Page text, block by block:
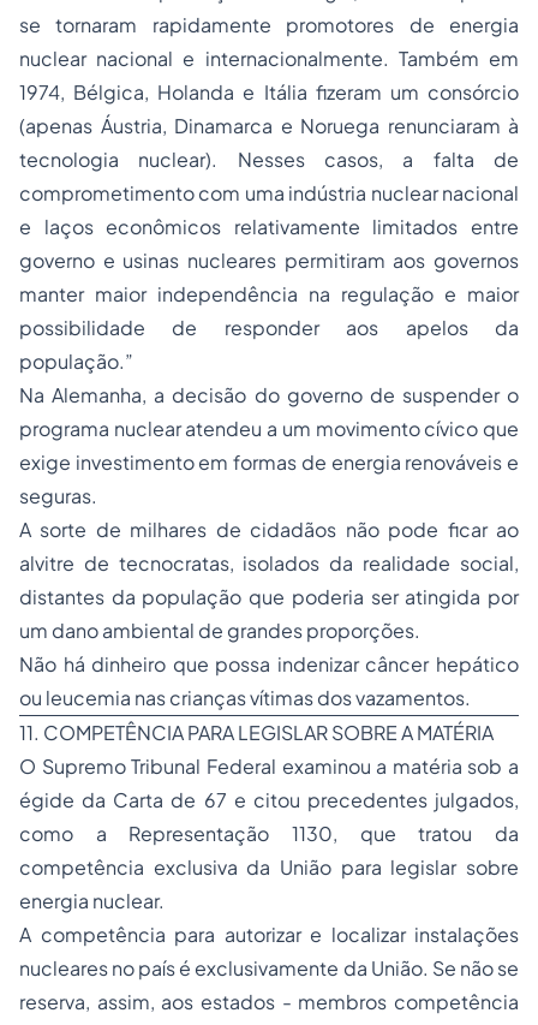
se tornaram rapidamente promotores de energia
nuclear nacional e internacionalmente. Também em
1974, Bélgica, Holanda e Itália fizeram um consórcio
(apenas Áustria, Dinamarca e Noruega renunciaram à
tecnologia nuclear). Nesses casos, a falta de
comprometimento com uma indústria nuclear nacional
e laços econômicos relativamente limitados entre
governo e usinas nucleares permitiram aos governos
manter maior independência na regulação e maior
possibilidade de responder aos apelos da
população.”
Na Alemanha, a decisão do governo de suspender o
programa nuclear atendeu a um movimento cívico que
exige investimento em formas de energia renováveis e
seguras.
A sorte de milhares de cidadãos não pode ficar ao
alvitre de tecnocratas, isolados da realidade social,
distantes da população que poderia ser atingida por
um dano ambiental de grandes proporções.
Não há dinheiro que possa indenizar câncer hepático
ou leucemia nas crianças vítimas dos vazamentos.
11. COMPETÊNCIA PARA LEGISLAR SOBRE A MATÉRIA
O Supremo Tribunal Federal examinou a matéria sob a
égide da Carta de 67 e citou precedentes julgados,
como a Representação 1130, que tratou da
competência exclusiva da União para legislar sobre
energia nuclear.
A competência para autorizar e localizar instalações
nucleares no país é exclusivamente da União. Se não se
reserva, assim, aos estados - membros competência